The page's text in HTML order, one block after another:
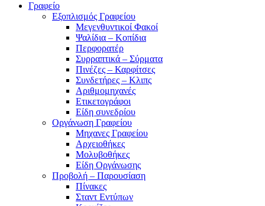
Γραφείο
Εξοπλισμός Γραφείου
Μεγενθυντικοί Φακοί
Ψαλίδια – Κοπίδια
Περφορατέρ
Συρραπτικά – Σύρματα
Πινέζες – Καρφίτσες
Συνδετήρες – Κλιπς
Αριθμομηχανές
Ετικετογράφοι
Είδη συνεδρίου
Οργάνωση Γραφείου
Μηχανες Γραφείου
Αρχειοθήκες
Μολυβοθήκες
Είδη Οργάνωσης
Προβολή – Παρουσίαση
Πίνακες
Σταντ Εντύπων